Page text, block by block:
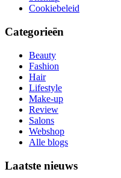
Cookiebeleid
Categorieën
Beauty
Fashion
Hair
Lifestyle
Make-up
Review
Salons
Webshop
Alle blogs
Laatste nieuws